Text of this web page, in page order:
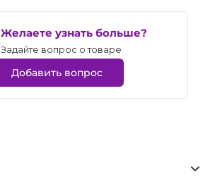
Желаете узнать больше?
Задайте вопрос о товаре
Добавить вопрос